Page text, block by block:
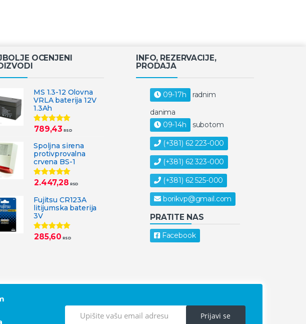
OCENJENI
MS 1.3-12 Olovna
VRLA baterija 12V
1.3Ah
Ocenjeno
od 5
789,43 RSD
Spoljna sirena
protivprovalna
crvena BS-1
Ocenjeno
od 5
2.447,28 RSD
Fujitsu CR123A
litijumska baterija
3V
Ocenjeno
od 5
285,60 RSD
INFO, REZERVACIJE,
PRODAJA
09-17h
radnim
danima
09-14h
subotom
(+381) 62 223-000
(+381) 62 323-000
(+381) 62 525-000
borikvp@gmail.com
PRATITE NAS
Facebook
Prijavi se